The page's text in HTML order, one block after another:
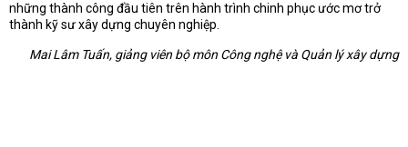
những thành công đầu tiên trên hành trình chinh phục ước mơ trở
thành kỹ sư xây dựng chuyên nghiệp.
Mai Lâm Tuấn, giảng viên bộ môn Công nghệ và Quản lý xây dựng